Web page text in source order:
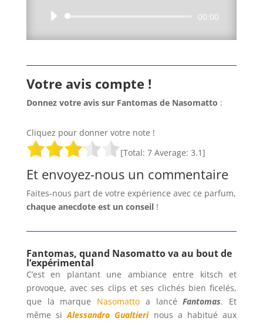
00:00
Votre avis compte !
Donnez votre avis sur Fantomas de Nasomatto :
Cliquez pour donner votre note !
[Total: 7Average: 3.1]
Et envoyez-nous un commentaire
Faites-nous part de votre expérience avec ce parfum,
chaque anecdote est un conseil!
Fantomas, quand Nasomatto va au bout de
l’expérimental
C’est en plantant une ambiance entre kitsch et
provoque, avec ses clips et ses clichés bien ficelés,
que la marque Nasomatto a lancéFantomas. Et
même siAlessandro Gualtierinous a habitué aux